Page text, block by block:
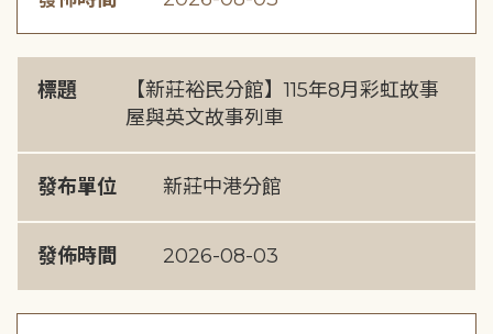
標題
【新莊裕民分館】115年8月彩虹故事
屋與英文故事列車
發布單位 新莊中港分館
發佈時間 2026-08-03